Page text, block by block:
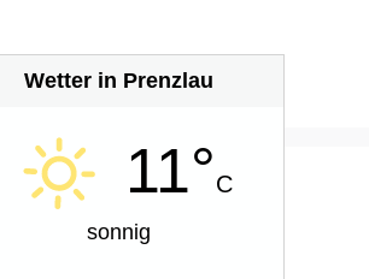
Wetter in Prenzlau
11°C
sonnig